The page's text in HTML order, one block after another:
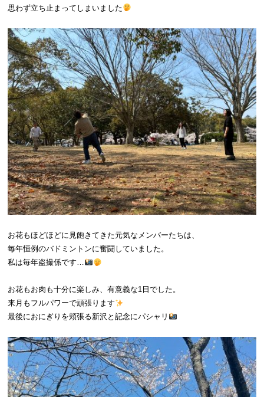
思わず立ち止まってしまいました
お花もほどほどに見飽きてきた元気なメンバーたちは、
毎年恒例のバドミントンに奮闘していました。
私は毎年盗撮係です…
お花もお肉も十分に楽しみ、有意義な1日でした。
来月もフルパワーで頑張ります
最後におにぎりを頬張る新沢と記念にパシャリ